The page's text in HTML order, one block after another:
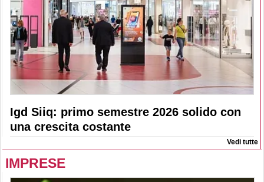
Igd Siiq: primo semestre 2026 solido con
una crescita costante
Vedi tutte
IMPRESE